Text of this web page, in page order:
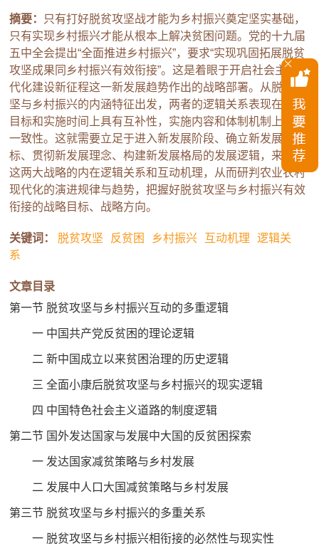
摘要： 只有打好脱贫攻坚战才能为乡村振兴奠定坚实基础，
只有实现乡村振兴才能从根本上解决贫困问题。党的十九届
五中全会提出“全面推进乡村振兴”，要求“实现巩固拓展脱贫
攻坚成果同乡村振兴有效衔接”。这是着眼于开启社会主义现
代化建设新征程这一新发展趋势作出的战略部署。从脱贫攻
坚与乡村振兴的内涵特征出发，两者的逻辑关系表现在战略
目标和实施时间上具有互补性，实施内容和体制机制上具有
一致性。这就需要立足于进入新发展阶段、确立新发展目
标、贯彻新发展理念、构建新发展格局的发展逻辑，来厘清
这两大战略的内在逻辑关系和互动机理，从而研判农业农村
现代化的演进规律与趋势，把握好脱贫攻坚与乡村振兴有效
衔接的战略目标、战略方向。
关键词： 脱贫攻坚 反贫困 乡村振兴 互动机理
逻辑关
系
文章目录
第一节 脱贫攻坚与乡村振兴互动的多重逻辑
一 中国共产党反贫困的理论逻辑
二 新中国成立以来贫困治理的历史逻辑
三 全面小康后脱贫攻坚与乡村振兴的现实逻辑
四 中国特色社会主义道路的制度逻辑
第二节 国外发达国家与发展中大国的反贫困探索
一 发达国家减贫策略与乡村发展
二 发展中人口大国减贫策略与乡村发展
第三节 脱贫攻坚与乡村振兴的多重关系
一 脱贫攻坚与乡村振兴相衔接的必然性与现实性